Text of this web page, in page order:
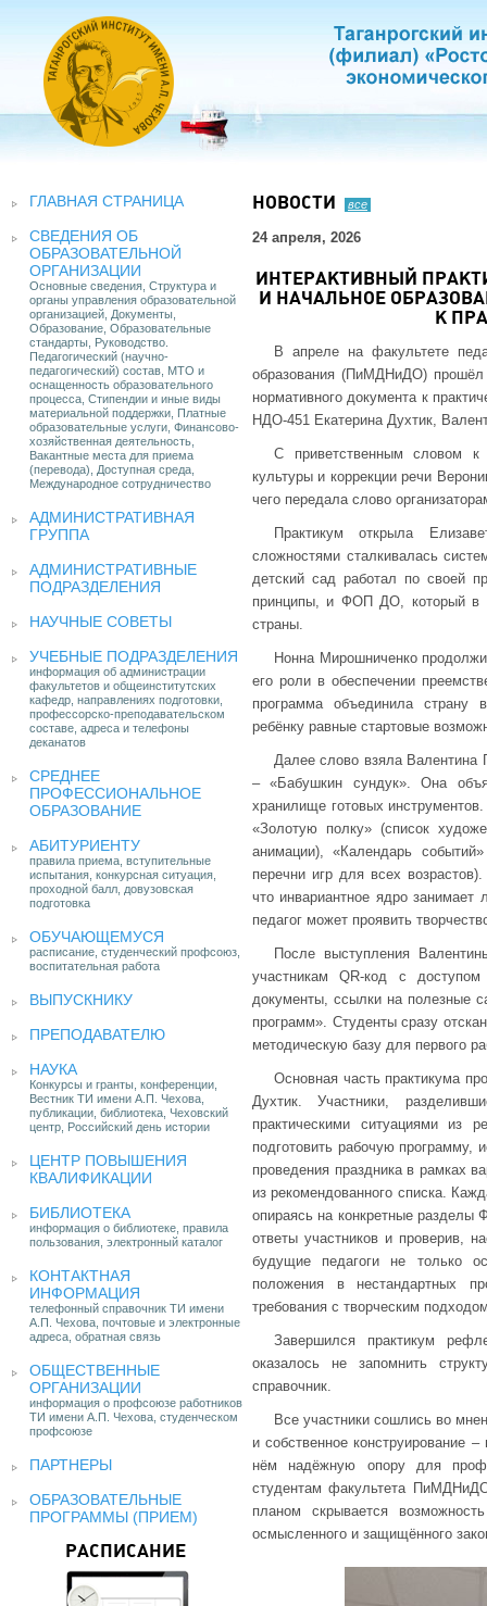
ГЛАВНАЯ СТРАНИЦА
СВЕДЕНИЯ ОБ
ОБРАЗОВАТЕЛЬНОЙ
ОРГАНИЗАЦИИ
Основные сведения, Структура и
органы управления образовательной
организацией, Документы,
Образование, Образовательные
стандарты, Руководство.
Педагогический (научно-
педагогический) состав, МТО и
оснащенность образовательного
процесса, Стипендии и иные виды
материальной поддержки, Платные
образовательные услуги, Финансово-
хозяйственная деятельность,
Вакантные места для приема
(перевода), Доступная среда,
Международное сотрудничество
АДМИНИСТРАТИВНАЯ
ГРУППА
АДМИНИСТРАТИВНЫЕ
ПОДРАЗДЕЛЕНИЯ
НАУЧНЫЕ СОВЕТЫ
УЧЕБНЫЕ ПОДРАЗДЕЛЕНИЯ
информация об администрации
факультетов и общеинститутских
кафедр, направлениях подготовки,
профессорско-преподавательском
составе, адреса и телефоны
деканатов
СРЕДНЕЕ
ПРОФЕССИОНАЛЬНОЕ
ОБРАЗОВАНИЕ
АБИТУРИЕНТУ
правила приема, вступительные
испытания, конкурсная ситуация,
проходной балл, довузовская
подготовка
ОБУЧАЮЩЕМУСЯ
расписание, студенческий профсоюз,
воспитательная работа
ВЫПУСКНИКУ
ПРЕПОДАВАТЕЛЮ
НАУКА
Конкурсы и гранты, конференции,
Вестник ТИ имени А.П. Чехова,
публикации, библиотека, Чеховский
центр, Российский день истории
ЦЕНТР ПОВЫШЕНИЯ
КВАЛИФИКАЦИИ
БИБЛИОТЕКА
информация о библиотеке, правила
пользования, электронный каталог
КОНТАКТНАЯ
ИНФОРМАЦИЯ
телефонный справочник ТИ имени
А.П. Чехова, почтовые и электронные
адреса, обратная связь
ОБЩЕСТВЕННЫЕ
ОРГАНИЗАЦИИ
информация о профсоюзе работников
ТИ имени А.П. Чехова, студенческом
профсоюзе
ПАРТНЕРЫ
ОБРАЗОВАТЕЛЬНЫЕ
ПРОГРАММЫ (ПРИЕМ)
РАСПИСАНИЕ
НОВОСТИ все
24 апреля, 2026
ИНТЕРАКТИВНЫЙ
И НАЧАЛЬНОЕ
К
В апреле на факультете
образования (ПиМДНиДО)
нормативного документа к
НДО-451 Екатерина Духтик,
С приветственным словом к
культуры и коррекции речи
чего передала слово
Практикум открыла
сложностями сталкивалась
детский сад работал по своей
принципы, и ФОП ДО, который в
страны.
Нонна Мирошниченко
его роли в обеспечении
программа объединила страну
ребёнку равные стартовые
Далее слово взяла Валентина
– «Бабушкин сундук». Она
хранилище готовых
«Золотую полку» (список
анимации), «Календарь
перечни игр для всех
что инвариантное ядро
педагог может проявить
После выступления
участникам QR-код с
документы, ссылки на полезные
программ». Студенты сразу
методическую базу для первого
Основная часть практикума
Духтик. Участники,
практическими ситуациями из
подготовить рабочую программу,
проведения праздника в рамках
из рекомендованного списка.
опираясь на конкретные
ответы участников и проверив,
будущие педагоги не только
положения в нестандартных
требования с творческим
Завершился практикум
оказалось не запомнить
справочник.
Все участники сошлись во
и собственное конструирование
нём надёжную опору для
студентам факультета
планом скрывается
осмысленного и защищённого